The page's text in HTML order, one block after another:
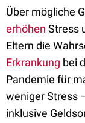
Über mögliche
erhöhen Stress
Eltern die
Erkrankung bei
Pandemie für
weniger Stress
inklusive